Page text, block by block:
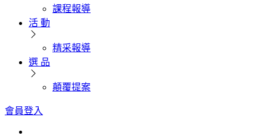
課程報導
活 動
精采報導
選 品
顛覆提案
會員登入